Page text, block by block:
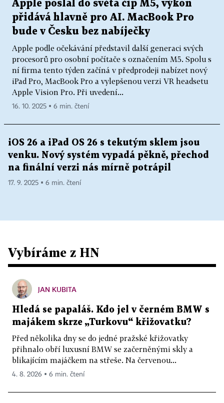
Apple poslal do světa čip M5, výkon
přidává hlavně pro AI. MacBook Pro
bude v Česku bez nabíječky
Apple podle očekávání představil další generaci svých
procesorů pro osobní počítače s označením M5. Spolu s
ní firma tento týden začíná v předprodeji nabízet nový
iPad Pro, MacBook Pro a vylepšenou verzi VR headsetu
Apple Vision Pro. Při uvedení...
16. 10. 2025 ▪ 6 min. čtení
iOS 26 a iPad OS 26 s tekutým sklem jsou
venku. Nový systém vypadá pěkně, přechod
na finální verzi nás mírně potrápil
17. 9. 2025 ▪ 6 min. čtení
Vybíráme z HN
JAN KUBITA
Hledá se papaláš. Kdo jel v černém BMW s
majákem skrze „Turkovu“ křižovatku?
Před několika dny se do jedné pražské křižovatky
přihnalo obří luxusní BMW se začerněnými skly a
blikajícím majáčkem na střeše. Na červenou...
4. 8. 2026 ▪ 6 min. čtení